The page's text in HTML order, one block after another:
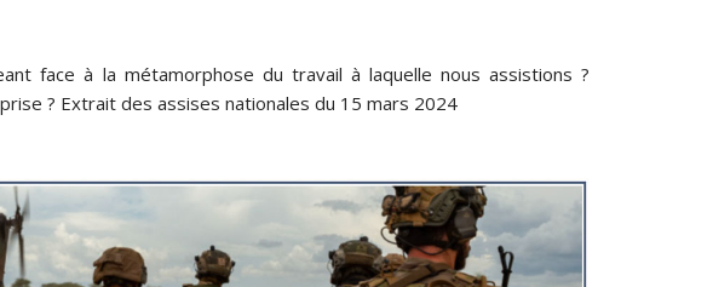
face à la métamorphose du travail à laquelle nous assistions ?
? Extrait des assises nationales du 15 mars 2024